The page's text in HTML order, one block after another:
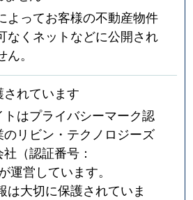
よってお客様の不動産物件
なくネットなどに公開され
。
れています
トはプライバシーマーク認
のリビン・テクノロジーズ
（認証番号：
運営しています。
は大切に保護されていま